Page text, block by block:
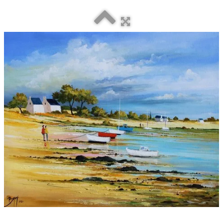
L'artiste
Galeries
Vente ▼
Boutique
Contact
Newsletter
BLOG
Français